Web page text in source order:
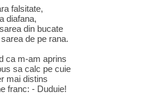
falsitate,
diafana,
din bucate
de pe rana.
ca m-am aprins
sa calc pe cuie
mai distins
franc: - Duduie!